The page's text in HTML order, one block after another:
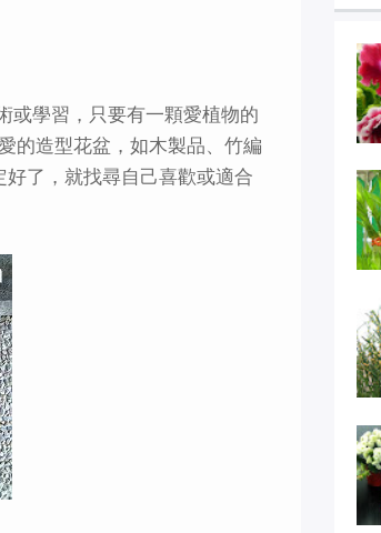
或學習，只要有一顆愛植物的
的造型花盆，如木製品、竹編
了，就找尋自己喜歡或適合